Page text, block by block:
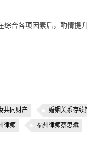
合各项因素后，酌情提
共同财产 婚姻关系存续
律师 福州律师蔡思斌